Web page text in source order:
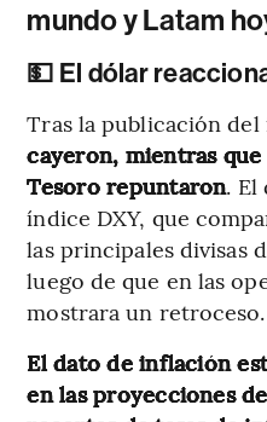
mundo y Latam
💵 El dólar
Tras la publicación del
cayeron, mientras
Tesoro repuntaron. El
índice DXY, que
las principales divisas
luego de que en las
mostrara un retroceso.
El dato de inflación
en las proyecciones